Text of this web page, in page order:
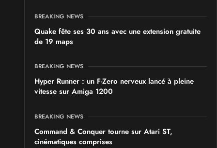
BREAKING NEWS
Quake fête ses 30 ans avec une extension gratuite
de 19 maps
BREAKING NEWS
Hyper Runner : un F-Zero nerveux lancé à pleine
vitesse sur Amiga 1200
BREAKING NEWS
Command & Conquer tourne sur Atari ST,
cinématiques comprises